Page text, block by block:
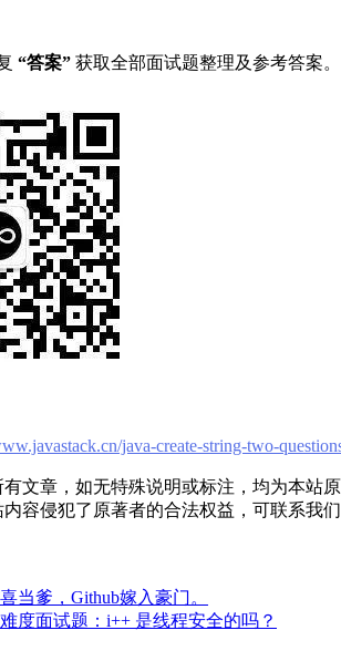
“答案” 获取全部面试题整理及参考答案。
java-create-string-two-
有文章，如无特殊说明或标注，均为本站
内容侵犯了原著者的合法权益，可联系我
当爹，Github嫁入豪门。
度面试题：i++ 是线程安全的吗？